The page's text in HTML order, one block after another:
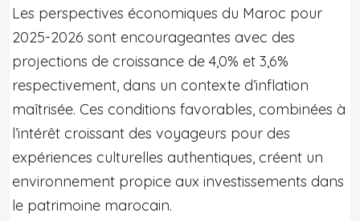
Les perspectives économiques du Maroc pour
2025-2026 sont encourageantes avec des
projections de croissance de 4,0% et 3,6%
respectivement, dans un contexte d’inflation
maîtrisée. Ces conditions favorables, combinées à
l’intérêt croissant des voyageurs pour des
expériences culturelles authentiques, créent un
environnement propice aux investissements dans
le patrimoine marocain.